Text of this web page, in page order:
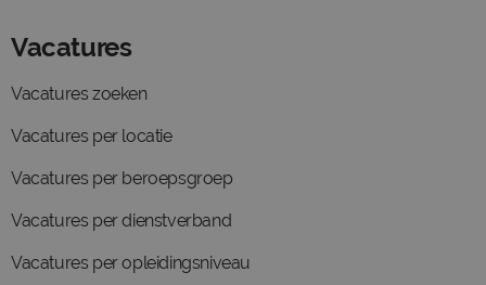
Vacatures
Vacatures zoeken
Vacatures per locatie
Vacatures per beroepsgroep
Vacatures per dienstverband
Vacatures per opleidingsniveau